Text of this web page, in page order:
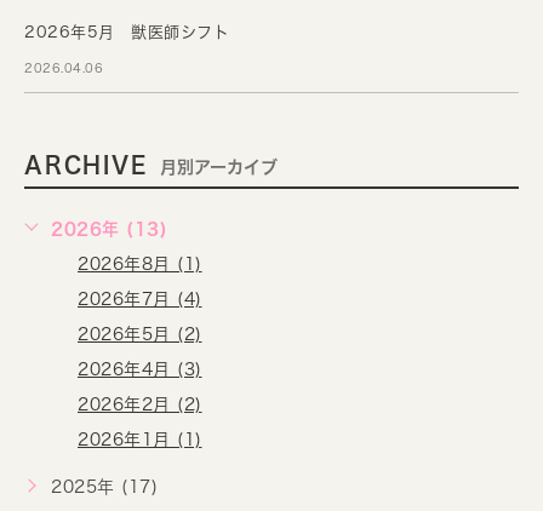
2026年5月 獣医師シフト
2026.04.06
ARCHIVE 月別アーカイブ
2026年 (13)
2026年8月 (1)
2026年7月 (4)
2026年5月 (2)
2026年4月 (3)
2026年2月 (2)
2026年1月 (1)
2025年 (17)